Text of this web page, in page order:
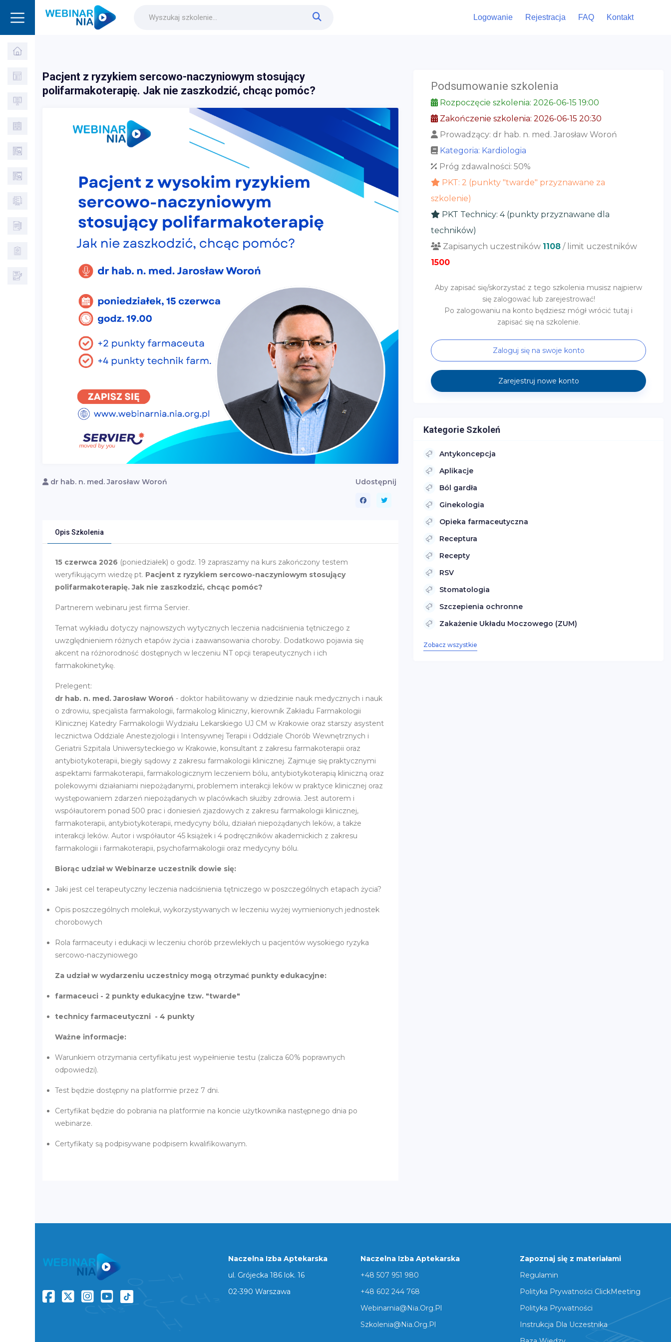
Logowanie Rejestracja FAQ Kontakt
Pacjent z ryzykiem sercowo-naczyniowym stosujący
polifarmakoterapię. Jak nie zaszkodzić, chcąc pomóc?
dr hab. n. med. Jarosław Woroń Udostępnij
Opis Szkolenia
15 czerwca 2026 (poniedziałek) o godz. 19 zapraszamy na kurs zakończony testem
weryfikującym wiedzę pt. Pacjent z ryzykiem sercowo-naczyniowym stosujący
polifarmakoterapię. Jak nie zaszkodzić, chcąc pomóc?
Partnerem webinaru jest firma Servier.
Temat wykładu dotyczy najnowszych wytycznych leczenia nadciśnienia tętniczego z
uwzględnieniem różnych etapów życia i zaawansowania choroby. Dodatkowo pojawia się
akcent na różnorodność dostępnych w leczeniu NT opcji terapeutycznych i ich
farmakokinetykę.
Prelegent:
dr hab. n. med. Jarosław Woroń - doktor habilitowany w dziedzinie nauk medycznych i nauk
o zdrowiu, specjalista farmakologii, farmakolog kliniczny, kierownik Zakładu Farmakologii
Klinicznej Katedry Farmakologii Wydziału Lekarskiego UJ CM w Krakowie oraz starszy asystent
lecznictwa Oddziale Anestezjologii i Intensywnej Terapii i Oddziale Chorób Wewnętrznych i
Geriatrii Szpitala Uniwersyteckiego w Krakowie, konsultant z zakresu farmakoterapii oraz
antybiotykoterapii, biegły sądowy z zakresu farmakologii klinicznej. Zajmuje się praktycznymi
aspektami farmakoterapii, farmakologicznym leczeniem bólu, antybiotykoterapią kliniczną oraz
polekowymi działaniami niepożądanymi, problemem interakcji leków w praktyce klinicznej oraz
występowaniem zdarzeń niepożądanych w placówkach służby zdrowia. Jest autorem i
współautorem ponad 500 prac i doniesień zjazdowych z zakresu farmakologii klinicznej,
farmakoterapii, antybiotykoterapii, medycyny bólu, działań niepożądanych leków, a także
interakcji leków. Autor i współautor 45 książek i 4 podręczników akademickich z zakresu
farmakologii i farmakoterapii, psychofarmakologii oraz medycyny bólu.
Biorąc udział w Webinarze uczestnik dowie się:
Jaki jest cel terapeutyczny leczenia nadciśnienia tętniczego w poszczególnych etapach życia?
Opis poszczególnych molekuł, wykorzystywanych w leczeniu wyżej wymienionych jednostek
chorobowych
Rola farmaceuty i edukacji w leczeniu chorób przewlekłych u pacjentów wysokiego ryzyka
sercowo-naczyniowego
Za udział w wydarzeniu uczestnicy mogą otrzymać punkty edukacyjne:
farmaceuci - 2 punkty edukacyjne tzw. "twarde"
technicy farmaceutyczni - 4 punkty
Ważne informacje:
Warunkiem otrzymania certyfikatu jest wypełnienie testu (zalicza 60% poprawnych
odpowiedzi).
Test będzie dostępny na platformie przez 7 dni.
Certyfikat będzie do pobrania na platformie na koncie użytkownika następnego dnia po
webinarze.
Certyfikaty są podpisywane podpisem kwalifikowanym.
Podsumowanie szkolenia
Rozpoczęcie szkolenia: 2026-06-15 19:00
Zakończenie szkolenia: 2026-06-15 20:30
Prowadzący: dr hab. n. med. Jarosław Woroń
Kategoria: Kardiologia
Próg zdawalności: 50%
PKT: 2 (punkty "twarde" przyznawane za
szkolenie)
PKT Technicy: 4 (punkty przyznawane dla
techników)
Zapisanych uczestników 1108 / limit uczestników
1500
Aby zapisać się/skorzystać z tego szkolenia musisz najpierw
się zalogować lub zarejestrować!
Po zalogowaniu na konto będziesz mógł wrócić tutaj i
zapisać się na szkolenie.
Zaloguj się na swoje konto
Zarejestruj nowe konto
Kategorie Szkoleń
Antykoncepcja
Aplikacje
Ból gardła
Ginekologia
Opieka farmaceutyczna
Receptura
Recepty
RSV
Stomatologia
Szczepienia ochronne
Zakażenie Układu Moczowego (ZUM)
Zobacz wszystkie
Naczelna Izba Aptekarska
ul. Grójecka 186 lok. 16
02-390 Warszawa
Naczelna Izba Aptekarska
+48 507 951 980
+48 602 244 768
Webinarnia@nia.org.pl
Szkolenia@nia.org.pl
Zapoznaj się z materiałami
Regulamin
Polityka Prywatności ClickMeeting
Polityka Prywatności
Instrukcja Dla Uczestnika